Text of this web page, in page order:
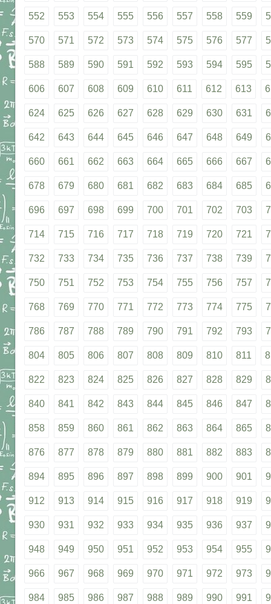
552 553 554 555 556 557 558 559
570 571 572 573 574 575 576 577
588 589 590 591 592 593 594 595
606 607 608 609 610 611 612 613
624 625 626 627 628 629 630 631
642 643 644 645 646 647 648 649
660 661 662 663 664 665 666 667
678 679 680 681 682 683 684 685
696 697 698 699 700 701 702 703
714 715 716 717 718 719 720 721
732 733 734 735 736 737 738 739
750 751 752 753 754 755 756 757
768 769 770 771 772 773 774 775
786 787 788 789 790 791 792 793
804 805 806 807 808 809 810 811
822 823 824 825 826 827 828 829
840 841 842 843 844 845 846 847
858 859 860 861 862 863 864 865
876 877 878 879 880 881 882 883
894 895 896 897 898 899 900 901
912 913 914 915 916 917 918 919
930 931 932 933 934 935 936 937
948 949 950 951 952 953 954 955
966 967 968 969 970 971 972 973
984 985 986 987 988 989 990 991